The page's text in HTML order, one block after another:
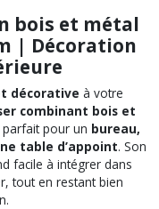
bois et métal
| Décoration
décorative à votre
combinant bois et
parfait pour un bureau,
table d’appoint. Son
facile à intégrer dans
tout en restant bien